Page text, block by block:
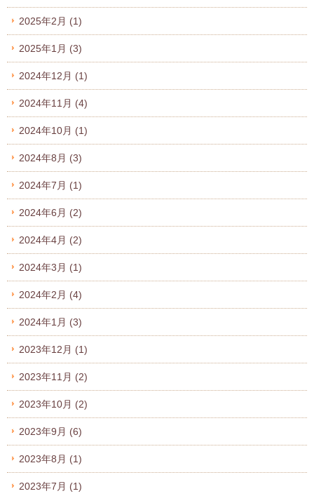
2025年2月 (1)
2025年1月 (3)
2024年12月 (1)
2024年11月 (4)
2024年10月 (1)
2024年8月 (3)
2024年7月 (1)
2024年6月 (2)
2024年4月 (2)
2024年3月 (1)
2024年2月 (4)
2024年1月 (3)
2023年12月 (1)
2023年11月 (2)
2023年10月 (2)
2023年9月 (6)
2023年8月 (1)
2023年7月 (1)